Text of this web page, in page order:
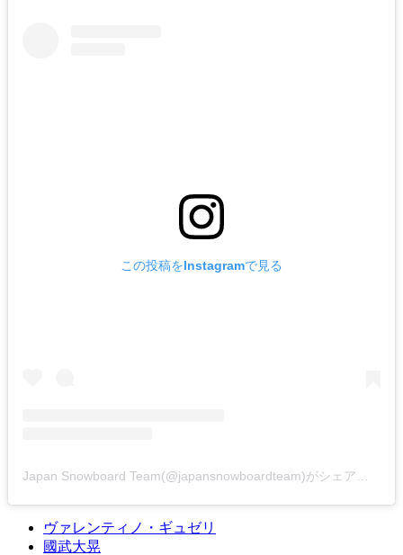
この投稿をInstagramで見る
ヴァレンティノ・ギュゼリ
國武大晃